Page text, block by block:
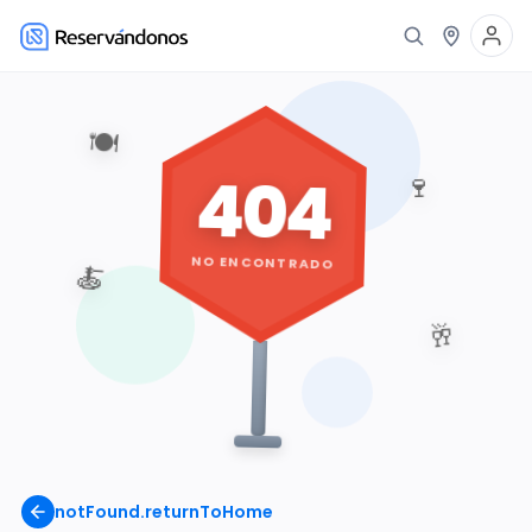
notFound.returnToHome
🍽️
🍷
🥂
🍝
404
NO ENCONTRADO